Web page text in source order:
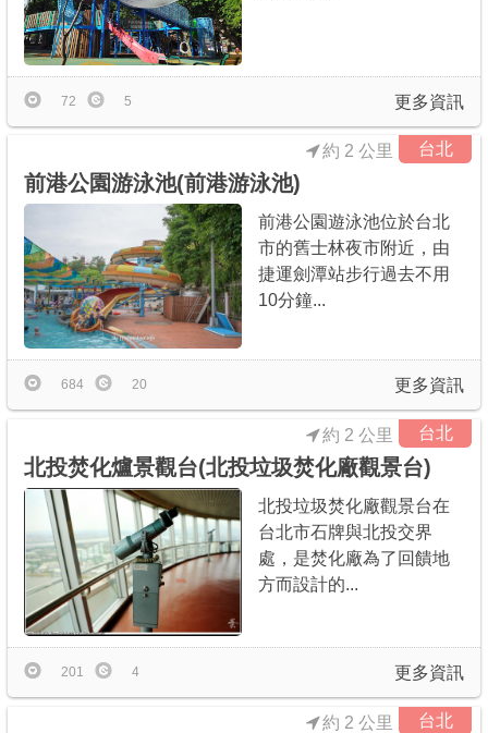
更多資訊
72 5
台北
前港公園游泳池(前港游泳池)
約 2 公里
前港公園遊泳池位於台北
市的舊士林夜市附近，由
捷運劍潭站步行過去不用
10分鐘...
更多資訊
684 20
台北
北投焚化爐景觀台(北投垃圾焚化廠觀景台)
約 2 公里
北投垃圾焚化廠觀景台在
台北市石牌與北投交界
處，是焚化廠為了回饋地
方而設計的...
更多資訊
201 4
台北
約 2 公里